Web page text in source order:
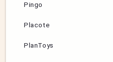
Pingo
Placote
PlanToys